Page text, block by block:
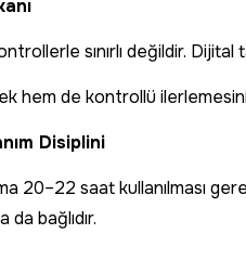
sınırlı değildir.
hem de kontrollü
Disiplini
20–22 saat kullanılması
bağlıdır.